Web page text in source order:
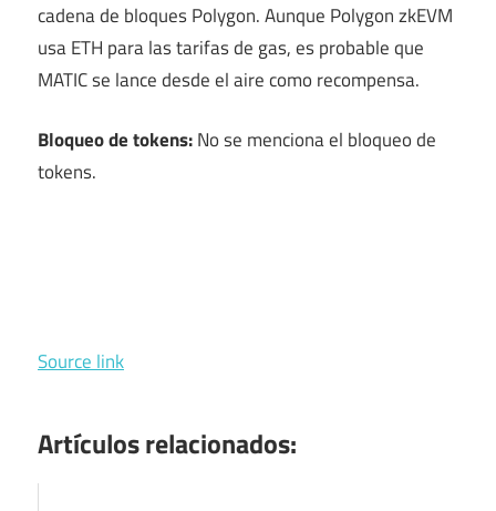
cadena de bloques Polygon. Aunque Polygon zkEVM
usa ETH para las tarifas de gas, es probable que
MATIC se lance desde el aire como recompensa.
Bloqueo de tokens:No se menciona el bloqueo de
tokens.
Source link
Artículos relacionados: